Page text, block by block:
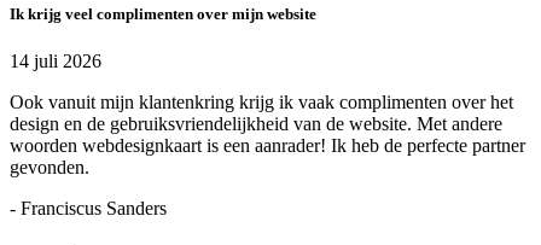
Ik krijg veel complimenten over mijn website
14 juli 2026
Ook vanuit mijn klantenkring krijg ik vaak complimenten over het
design en de gebruiksvriendelijkheid van de website. Met andere
woorden webdesignkaart is een aanrader! Ik heb de perfecte partner
gevonden.
- Franciscus Sanders